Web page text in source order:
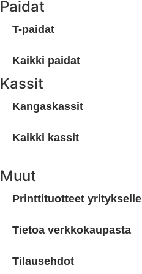
Paidat
T-paidat
Kaikki paidat
Kassit
Kangaskassit
Kaikki kassit
Muut
Printtituotteet yritykselle
Tietoa verkkokaupasta
Tilausehdot